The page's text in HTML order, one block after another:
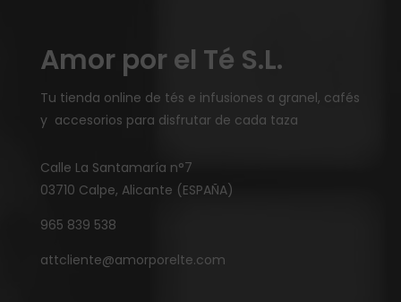
Amor por el Té S.L.
Tu tienda online de tés e infusiones a granel, cafés
y accesorios para disfrutar de cada taza
Calle La Santamaría n°7
03710 Calpe, Alicante (ESPAÑA)
965 839 538
attcliente@amorporelte.com